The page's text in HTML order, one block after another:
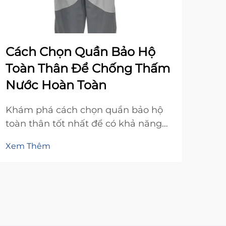
Cách Chọn Quần Bảo Hộ
Toàn Thân Để Chống Thấm
Nước Hoàn Toàn
Khám phá cách chọn quần bảo hộ
toàn thân tốt nhất để có khả năng
độ bền trong điều kiện khắc nghiệt.
Xem Thêm